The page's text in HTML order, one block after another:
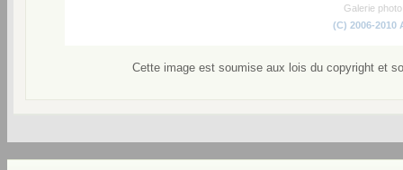
Galerie
(C) 2006-2010
Cette image est soumise aux lois du copyright et